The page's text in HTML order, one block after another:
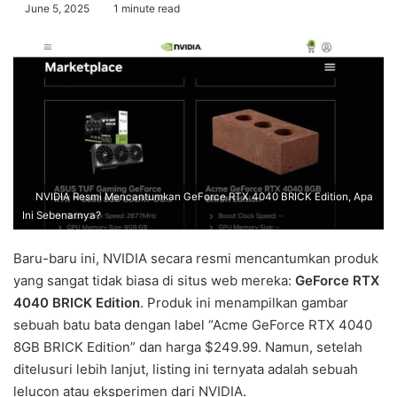
June 5, 2025 1 minute read
NVIDIA Resmi Mencantumkan GeForce RTX 4040 BRICK Edition, Apa
Ini Sebenarnya?
Baru-baru ini, NVIDIA secara resmi mencantumkan produk
yang sangat tidak biasa di situs web mereka: GeForce RTX
4040 BRICK Edition. Produk ini menampilkan gambar
sebuah batu bata dengan label “Acme GeForce RTX 4040
8GB BRICK Edition” dan harga $249.99. Namun, setelah
ditelusuri lebih lanjut, listing ini ternyata adalah sebuah
lelucon atau eksperimen dari NVIDIA.